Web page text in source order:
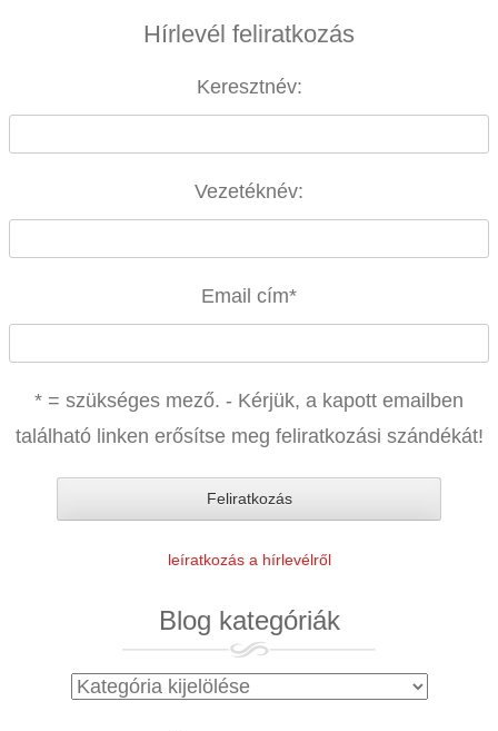
Hírlevél feliratkozás
Keresztnév:
Vezetéknév:
Email cím*
* = szükséges mező. - Kérjük, a kapott emailben
található linken erősítse meg feliratkozási szándékát!
leíratkozás a hírlevélről
Blog kategóriák
Blog